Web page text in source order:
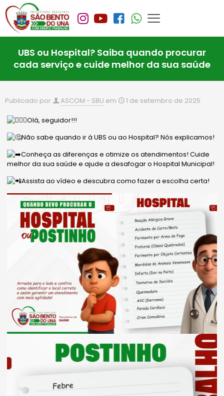
UBS ou Hospital? Saiba quando procurar
cada serviço e cuide melhor da sua saúde
Publicado por ASCOM - SBU em 1 de setembro de 2025
Olá, seguidor!!!
Não sabe quando ir à UBS ou ao Hospital? Nós explicamos!
Conheça as diferenças e otimize os atendimentos! Cuide
melhor da sua saúde e ajude a desafogar o Hospital Municipal!
Assista ao vídeo e descubra como fazer a escolha certa!